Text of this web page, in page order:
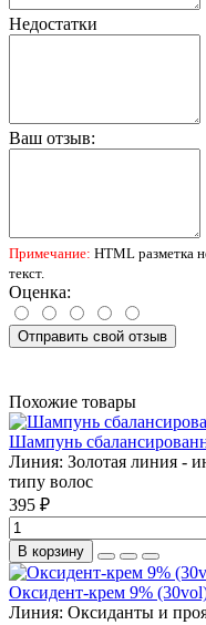
Недостатки
Ваш отзыв:
Примечание: HTML разметка
текст.
Оценка:
Отправить свой отзыв
Похожие товары
Шампунь
Линия: Золотая линия -
типу волос
395 ₽
В корзину
Оксидент-крем 9%
Линия: Оксиданты и